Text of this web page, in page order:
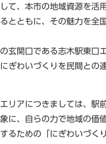
て、本市の地域資源を活
とともに、その魅力を全
玄関口である志木駅東口
ぎわいづくりを民間との
リアにつきましては、駅
に、自らの力で地域の価
るための「にぎわいづく